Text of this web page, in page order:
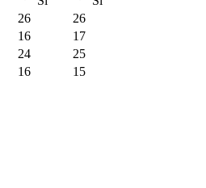
26
26
16
17
24
25
16 15